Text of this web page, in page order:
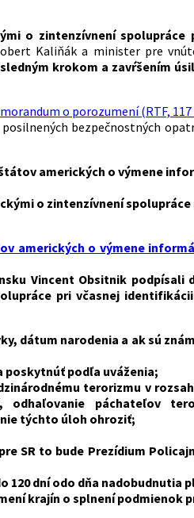
o zintenzívnení
Kaliňák a minister pre
krokom a zavŕšením
o porozumení (RTF, 117
bezpečnostných
amerických o výmene
o zintenzívnení
amerických o výmene
Vincent Obsitnik podpísali
pri včasnej
dátum narodenia a ak sú
podľa uváženia;
terorizmu v
páchateľov
týchto úloh ohroziť;
SR to bude Prezídium
120 dní odo dňa nadobudnutia
krajín o splnení podmienok